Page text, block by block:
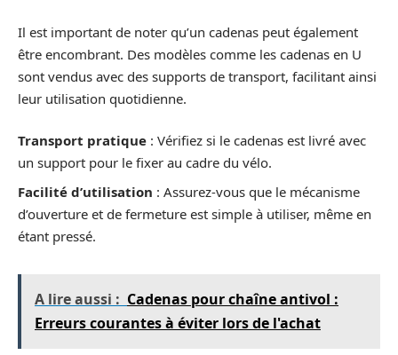
Il est important de noter qu’un cadenas peut également
être encombrant. Des modèles comme les cadenas en U
sont vendus avec des supports de transport, facilitant ainsi
leur utilisation quotidienne.
Transport pratique : Vérifiez si le cadenas est livré avec
un support pour le fixer au cadre du vélo.
Facilité d’utilisation : Assurez-vous que le mécanisme
d’ouverture et de fermeture est simple à utiliser, même en
étant pressé.
A lire aussi : Cadenas pour chaîne antivol :
Erreurs courantes à éviter lors de l'achat